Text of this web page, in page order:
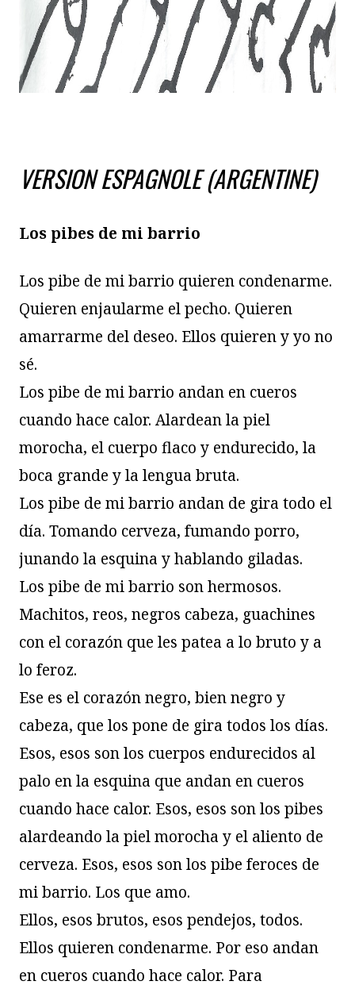
VERSION ESPAGNOLE (ARGENTINE)
Los pibes de mi barrio
Los pibe de mi barrio quieren condenarme.
Quieren enjaularme el pecho. Quieren
amarrarme del deseo. Ellos quieren y yo no
sé.
Los pibe de mi barrio andan en cueros
cuando hace calor. Alardean la piel
morocha, el cuerpo flaco y endurecido, la
boca grande y la lengua bruta.
Los pibe de mi barrio andan de gira todo el
día. Tomando cerveza, fumando porro,
junando la esquina y hablando giladas.
Los pibe de mi barrio son hermosos.
Machitos, reos, negros cabeza, guachines
con el corazón que les patea a lo bruto y a
lo feroz.
Ese es el corazón negro, bien negro y
cabeza, que los pone de gira todos los días.
Esos, esos son los cuerpos endurecidos al
palo en la esquina que andan en cueros
cuando hace calor. Esos, esos son los pibes
alardeando la piel morocha y el aliento de
cerveza. Esos, esos son los pibe feroces de
mi barrio. Los que amo.
Ellos, esos brutos, esos pendejos, todos.
Ellos quieren condenarme. Por eso andan
en cueros cuando hace calor. Para